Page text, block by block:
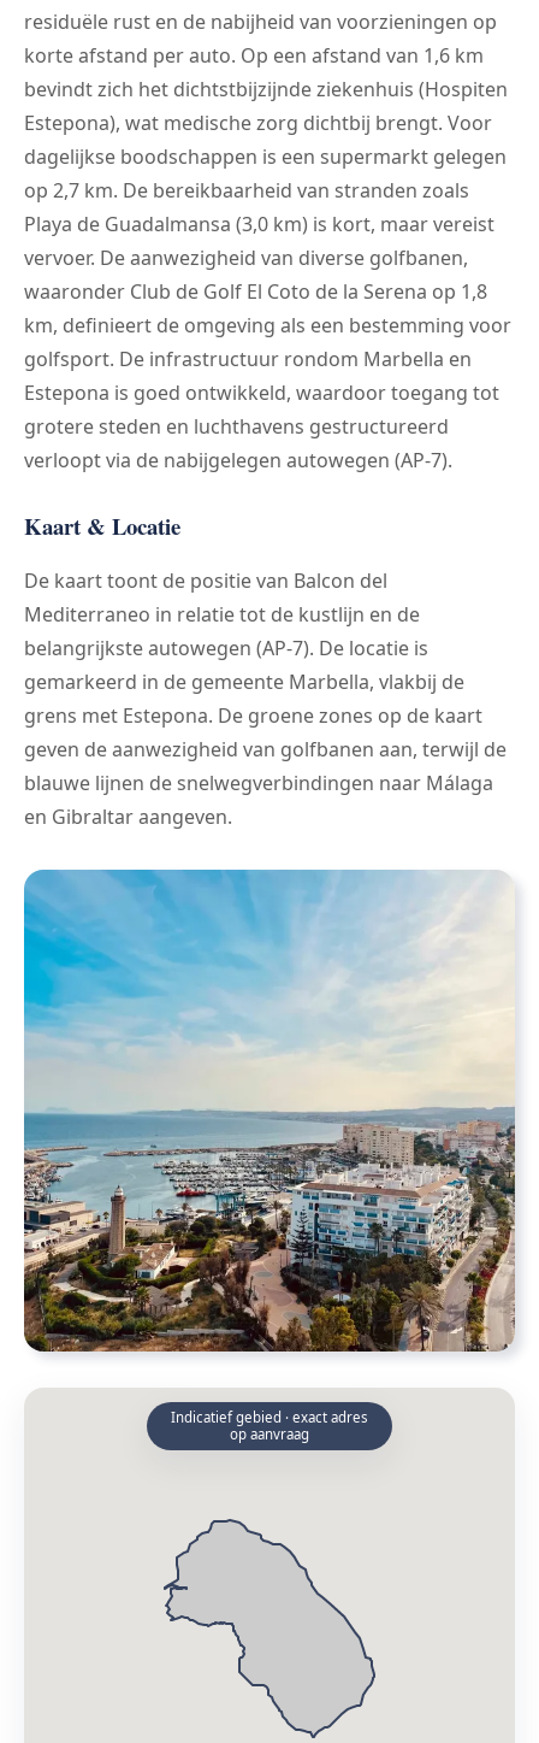
residuële rust en de nabijheid van voorzieningen op
korte afstand per auto. Op een afstand van 1,6 km
bevindt zich het dichtstbijzijnde ziekenhuis (Hospiten
Estepona), wat medische zorg dichtbij brengt. Voor
dagelijkse boodschappen is een supermarkt gelegen
op 2,7 km. De bereikbaarheid van stranden zoals
Playa de Guadalmansa (3,0 km) is kort, maar vereist
vervoer. De aanwezigheid van diverse golfbanen,
waaronder Club de Golf El Coto de la Serena op 1,8
km, definieert de omgeving als een bestemming voor
golfsport. De infrastructuur rondom Marbella en
Estepona is goed ontwikkeld, waardoor toegang tot
grotere steden en luchthavens gestructureerd
verloopt via de nabijgelegen autowegen (AP-7).
Kaart & Locatie
De kaart toont de positie van Balcon del
Mediterraneo in relatie tot de kustlijn en de
belangrijkste autowegen (AP-7). De locatie is
gemarkeerd in de gemeente Marbella, vlakbij de
grens met Estepona. De groene zones op de kaart
geven de aanwezigheid van golfbanen aan, terwijl de
blauwe lijnen de snelwegverbindingen naar Málaga
en Gibraltar aangeven.
Indicatief gebied · exact adres
op aanvraag